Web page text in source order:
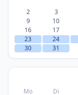
2
3
9
10
16
17
23
24
30
31
Mo Di